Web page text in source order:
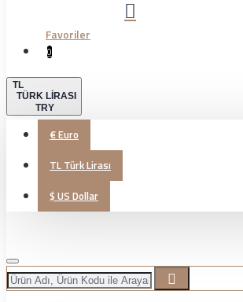
Favoriler
0
TL
TÜRK LIRASI
TRY
€Euro
TL Türk Lirası
$ US Dollar